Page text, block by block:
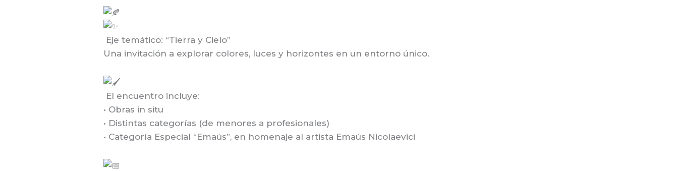
Eje temático: “Tierra y Cielo”
Una invitación a explorar colores, luces y horizontes en un entorno único.
El encuentro incluye:
• Obras in situ
• Distintas categorías (de menores a profesionales)
• Categoría Especial “Emaús”, en homenaje al artista Emaús Nicolaevici